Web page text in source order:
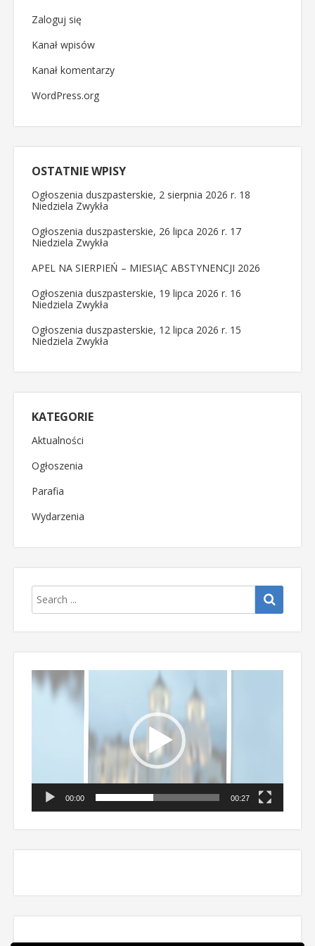
Zaloguj się
Kanał wpisów
Kanał komentarzy
WordPress.org
OSTATNIE WPISY
Ogłoszenia duszpasterskie, 2 sierpnia 2026 r. 18
Niedziela Zwykła
Ogłoszenia duszpasterskie, 26 lipca 2026 r. 17
Niedziela Zwykła
APEL NA SIERPIEŃ – MIESIĄC ABSTYNENCJI 2026
Ogłoszenia duszpasterskie, 19 lipca 2026 r. 16
Niedziela Zwykła
Ogłoszenia duszpasterskie, 12 lipca 2026 r. 15
Niedziela Zwykła
KATEGORIE
Aktualności
Ogłoszenia
Parafia
Wydarzenia
Odtwarzacz
video
00:00 00:27